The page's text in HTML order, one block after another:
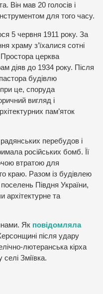
Він мав 20 голосів і
для того часу.
5 червня 1911 року. За
храму з’їхалися сотні
церква
діяв до 1934 року. Після
будівлю
це, споруда
вигляд і
пам’яток
перебудов і
російських бомб. Її
втратою для
краю. Разом із будівлею
поселень Півдня України,
архітектурне та
Як повідомляла
після удару
лютеранська кірха
Зміївка.